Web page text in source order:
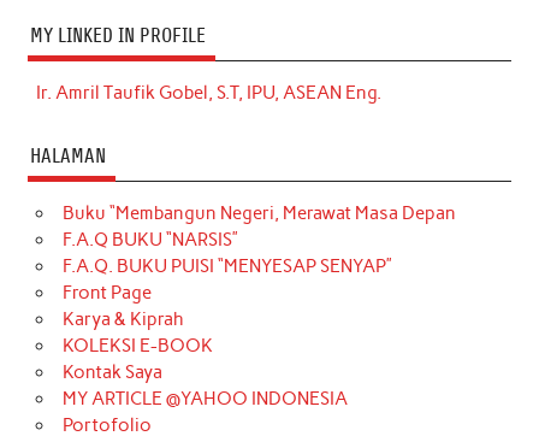
MY LINKED IN PROFILE
Ir. Amril Taufik Gobel, S.T, IPU, ASEAN Eng.
HALAMAN
Buku “Membangun Negeri, Merawat Masa Depan
F.A.Q BUKU “NARSIS”
F.A.Q. BUKU PUISI “MENYESAP SENYAP”
Front Page
Karya & Kiprah
KOLEKSI E-BOOK
Kontak Saya
MY ARTICLE @YAHOO INDONESIA
Portofolio